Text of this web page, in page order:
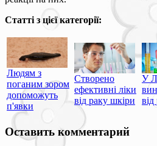
Статті з цієї категорії:
Людям з
поганим зором
допоможуть
п'явки
Створено
ефективні ліки
від раку шкіри
У
від
Оставить комментарий